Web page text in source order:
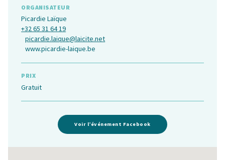
ORGANISATEUR
Picardie Laïque
+32 65 31 64 19
picardie.laique@laicite.net
www.picardie-laique.be
PRIX
Gratuit
Voir l’événement Facebook